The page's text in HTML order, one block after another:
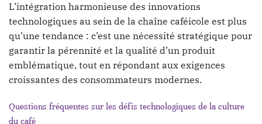
L’intégration harmonieuse des innovations
technologiques au sein de la chaîne caféicole est plus
qu’une tendance : c’est une nécessité stratégique pour
garantir la pérennité et la qualité d’un produit
emblématique, tout en répondant aux exigences
croissantes des consommateurs modernes.
Questions fréquentes sur les défis technologiques de la culture
du café